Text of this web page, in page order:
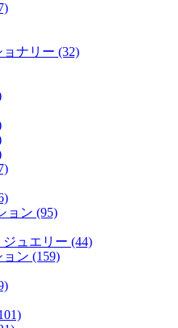
ナリー (32)
ョン (95)
ュエリー (44)
ン (159)